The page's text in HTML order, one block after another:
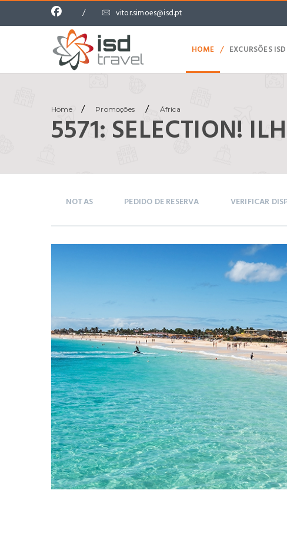
/ vitor.simoes@isd.pt
HOME / EXCURSÕES ISD
Home / Promoções / África
5571: SELECTION!
NOTAS PEDIDO DE RESERVA VERIFICAR